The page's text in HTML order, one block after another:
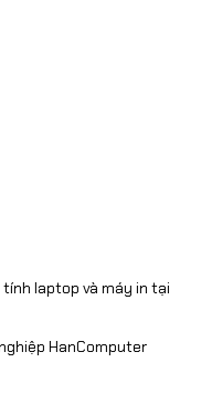
laptop và máy in tại
HanComputer